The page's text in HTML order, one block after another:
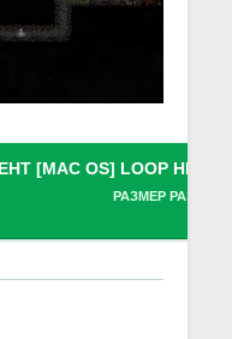
РАЗМЕР